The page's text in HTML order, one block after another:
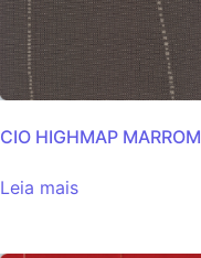
CIO HIGHMAP MARROM
Leia mais